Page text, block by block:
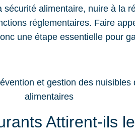
alimentaire, nuire à la
réglementaires. Faire
une étape essentielle pour
Attirent-ils